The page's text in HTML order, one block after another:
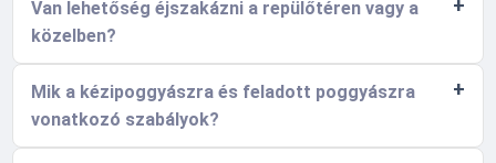
Van lehetőség éjszakázni a repülőtéren vagy a
közelben?
Mik a kézipoggyászra és feladott poggyászra
vonatkozó szabályok?